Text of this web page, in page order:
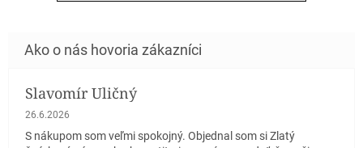
Slavomír Uličný
Hodnotenie obchodu je 5 z 5 hviezdičiek.
26.6.2026
S nákupom som veľmi spokojný. Objednal som si Zlatý